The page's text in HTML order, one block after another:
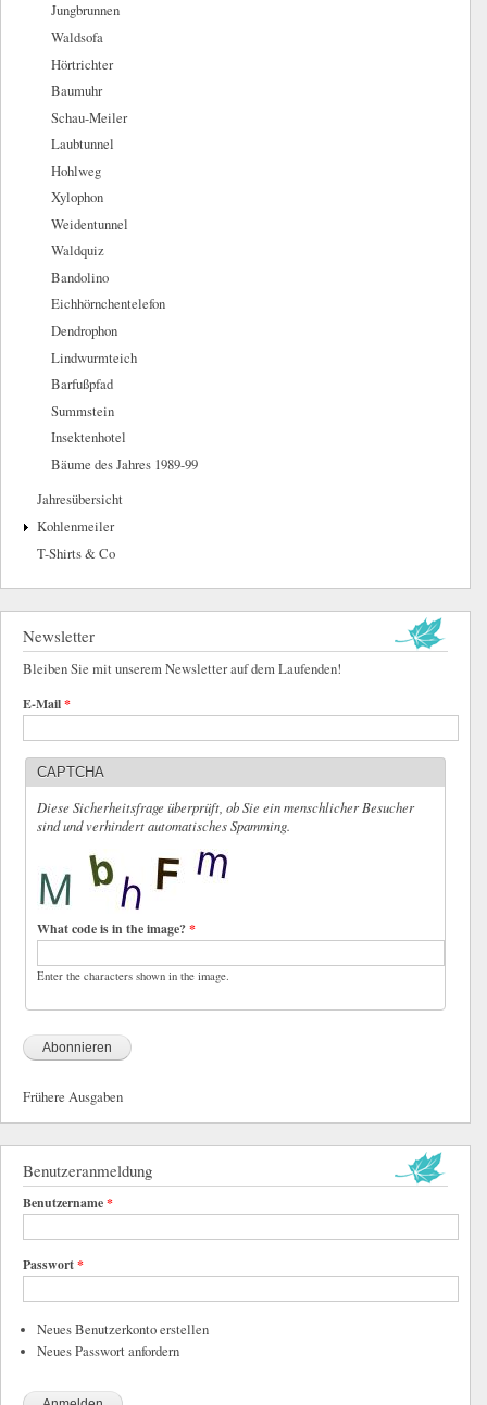
Jungbrunnen
Waldsofa
Hörtrichter
Baumuhr
Schau-Meiler
Laubtunnel
Hohlweg
Xylophon
Weidentunnel
Waldquiz
Bandolino
Eichhörnchentelefon
Dendrophon
Lindwurmteich
Barfußpfad
Summstein
Insektenhotel
Bäume des Jahres 1989-99
Jahresübersicht
Kohlenmeiler
T-Shirts & Co
Newsletter
Bleiben Sie mit unserem Newsletter auf dem Laufenden!
E-Mail*
CAPTCHA
Diese Sicherheitsfrage überprüft, ob Sie ein menschlicher Besucher
sind und verhindert automatisches Spamming.
What code is in the image?*
Enter the characters shown in the image.
Frühere Ausgaben
Benutzeranmeldung
Benutzername*
Passwort*
Neues Benutzerkonto erstellen
Neues Passwort anfordern